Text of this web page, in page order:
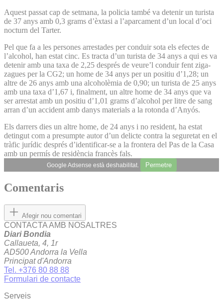
Aquest passat cap de setmana, la policia també va detenir un turista
de 37 anys amb 0,3 grams d’èxtasi a l’aparcament d’un local d’oci
nocturn del Tarter.
Pel que fa a les persones arrestades per conduir sota els efectes de
l’alcohol, han estat cinc. Es tracta d’un turista de 34 anys a qui es va
detenir amb una taxa de 2,25 després de veure’l conduir fent ziga-
zagues per la CG2; un home de 34 anys per un positiu d’1,28; un
altre de 26 anys amb una alcoholèmia de 0,90; un turista de 25 anys
amb una taxa d’1,67 i, finalment, un altre home de 34 anys que va
ser arrestat amb un positiu d’1,01 grams d’alcohol per litre de sang
arran d’un accident amb danys materials a la rotonda d’Anyós.
Els darrers dies un altre home, de 24 anys i no resident, ha estat
detingut com a presumpte autor d’un delicte contra la seguretat en el
tràfic jurídic després d’identificar-se a la frontera del Pas de la Casa
amb un permís de residència francès fals.
Google Adsense està deshabilitat. Permetre
Comentaris
Afegir nou comentari
CONTACTA AMB NOSALTRES
Diari Bondia
Callaueta, 4, 1r
AD500 Andorra la Vella
Principat d'Andorra
Tel. +376 80 88 88
Formulari de contacte
Serveis